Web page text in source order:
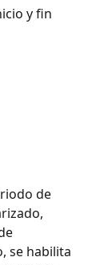
y fin
de
se habilita